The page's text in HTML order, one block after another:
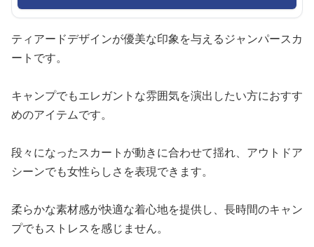
ティアードデザインが優美な印象を与えるジャンパースカ
ートです。
キャンプでもエレガントな雰囲気を演出したい方におすす
めのアイテムです。
段々になったスカートが動きに合わせて揺れ、アウトドア
シーンでも女性らしさを表現できます。
柔らかな素材感が快適な着心地を提供し、長時間のキャン
プでもストレスを感じません。